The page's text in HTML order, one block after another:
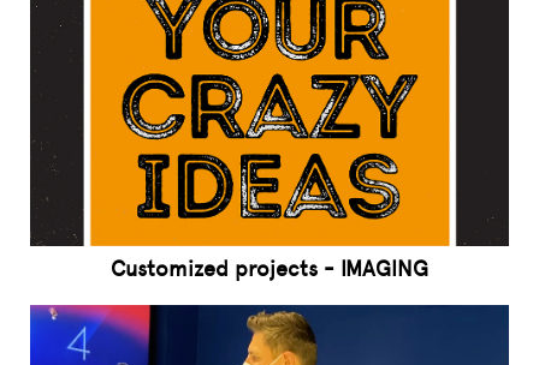
Customized projects - IMAGING